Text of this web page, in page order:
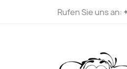
Rufen Sie uns an: